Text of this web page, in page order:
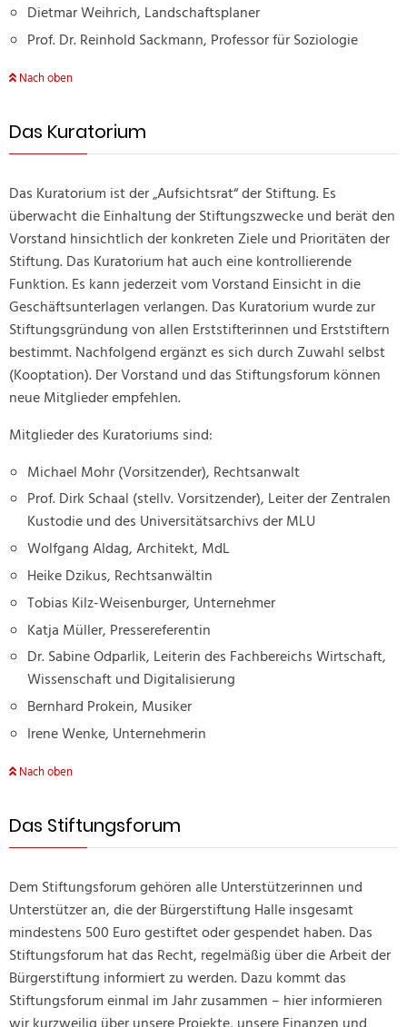
Dietmar Weihrich, Landschaftsplaner
Prof. Dr. Reinhold Sackmann, Professor für Soziologie
Nach oben
Das Kuratorium
Das Kuratorium ist der „Aufsichtsrat“ der Stiftung. Es
überwacht die Einhaltung der Stiftungszwecke und berät den
Vorstand hinsichtlich der konkreten Ziele und Prioritäten der
Stiftung. Das Kuratorium hat auch eine kontrollierende
Funktion. Es kann jederzeit vom Vorstand Einsicht in die
Geschäftsunterlagen verlangen. Das Kuratorium wurde zur
Stiftungsgründung von allen Erststifterinnen und Erststiftern
bestimmt. Nachfolgend ergänzt es sich durch Zuwahl selbst
(Kooptation). Der Vorstand und das Stiftungsforum können
neue Mitglieder empfehlen.
Mitglieder des Kuratoriums sind:
Michael Mohr (Vorsitzender), Rechtsanwalt
Prof. Dirk Schaal (stellv. Vorsitzender), Leiter der Zentralen
Kustodie und des Universitätsarchivs der MLU
Wolfgang Aldag, Architekt, MdL
Heike Dzikus, Rechtsanwältin
Tobias Kilz-Weisenburger, Unternehmer
Katja Müller, Pressereferentin
Dr. Sabine Odparlik, Leiterin des Fachbereichs Wirtschaft,
Wissenschaft und Digitalisierung
Bernhard Prokein, Musiker
Irene Wenke, Unternehmerin
Nach oben
Das Stiftungsforum
Dem Stiftungsforum gehören alle Unterstützerinnen und
Unterstützer an, die der Bürgerstiftung Halle insgesamt
mindestens 500 Euro gestiftet oder gespendet haben. Das
Stiftungsforum hat das Recht, regelmäßig über die Arbeit der
Bürgerstiftung informiert zu werden. Dazu kommt das
Stiftungsforum einmal im Jahr zusammen – hier informieren